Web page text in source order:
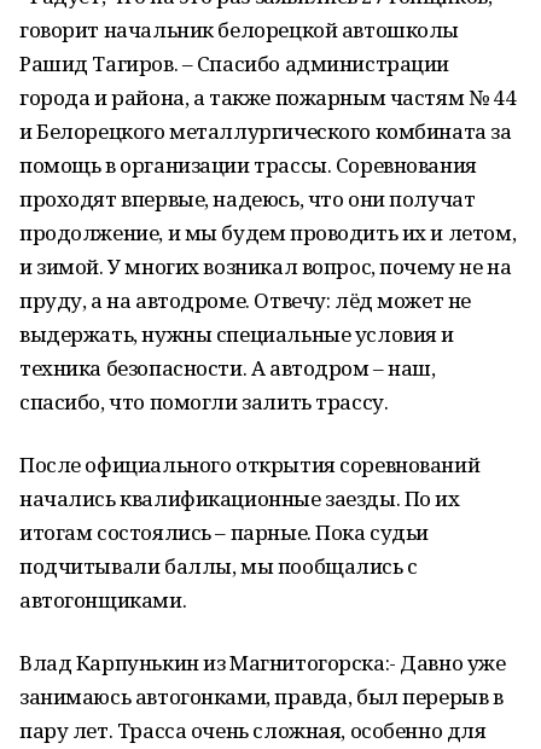
говорит начальник белорецкой автошколы
Рашид Тагиров. – Спасибо администрации
города и района, а также пожарным частям № 44
и Белорецкого металлургического комбината за
помощь в организации трассы. Соревнования
проходят впервые, надеюсь, что они получат
продолжение, и мы будем проводить их и летом,
и зимой. У многих возникал вопрос, почему не на
пруду, а на автодроме. Отвечу: лёд может не
выдержать, нужны специальные условия и
техника безопасности. А автодром – наш,
спасибо, что помогли залить трассу.
После официального открытия соревнований
начались квалификационные заезды. По их
итогам состоялись – парные. Пока судьи
подчитывали баллы, мы пообщались с
автогонщиками.
Влад Карпунькин из Магнитогорска:- Давно уже
занимаюсь автогонками, правда, был перерыв в
пару лет. Трасса очень сложная, особенно для